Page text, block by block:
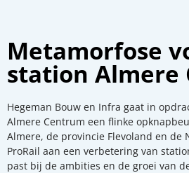
Metamorfose
station Almere
Hegeman Bouw en Infra gaat in
Almere Centrum een flinke
Almere, de provincie Flevoland en de
ProRail aan een verbetering van
past bij de ambities en de groei van